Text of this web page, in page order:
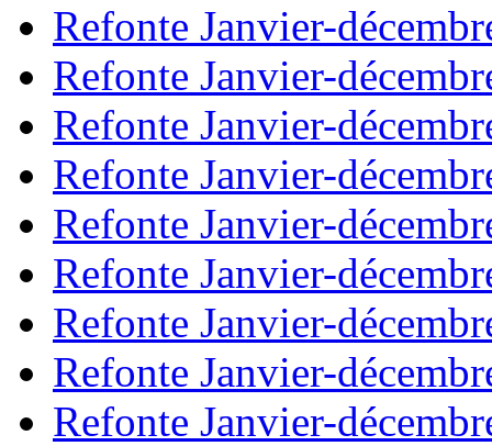
Refonte Janvier-
Refonte Janvier-
Refonte Janvier-
Refonte Janvier-
Refonte Janvier-
Refonte Janvier-
Refonte Janvier-
Refonte Janvier-
Refonte Janvier-